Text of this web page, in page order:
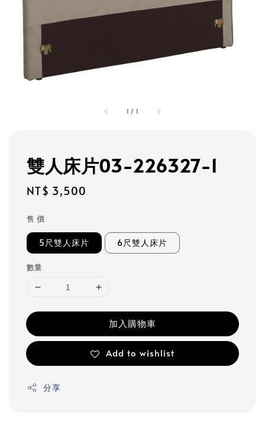
1 / 1
雙人床片03-226327-1
Regular
NT$ 3,500
售 價
5尺雙人床片 6尺雙人床片
數量
加入購物車
Add to wishlist
分享